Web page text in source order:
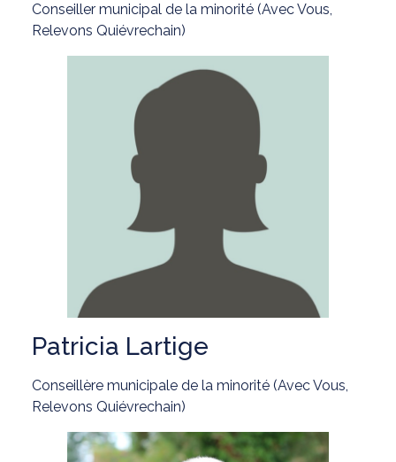
Conseiller municipal de la minorité (Avec Vous,
Relevons Quiévrechain)
Patricia Lartige
Conseillère municipale de la minorité (Avec Vous,
Relevons Quiévrechain)